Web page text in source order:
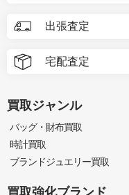
出張査定
宅配査定
買取ジャンル
バッグ・財布買取
時計買取
ブランドジュエリー買取
買取強化ブランド